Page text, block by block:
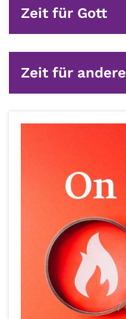
Zeit für Gott
Zeit für andere